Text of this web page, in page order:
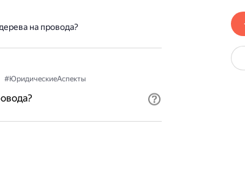
на провода?
#ЮридическиеАспекты